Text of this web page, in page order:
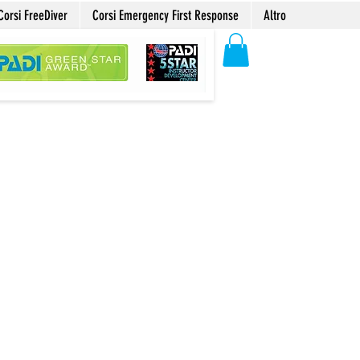
FreeDiver Corsi Emergency First Response Altro